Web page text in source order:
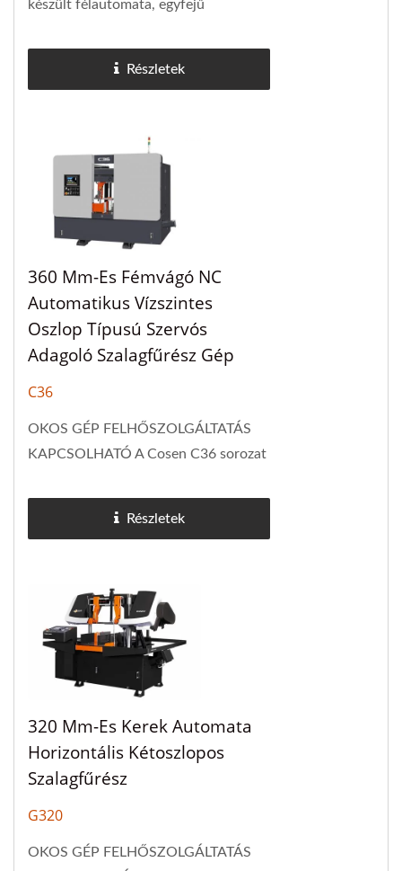
készült félautomata, egyfejű
kapacitással és kompakt mérettel
Részletek
360 Mm-Es Fémvágó NC
Automatikus Vízszintes
Oszlop Típusú Szervós
Adagoló Szalagfűrész Gép
C36
OKOS GÉP FELHŐSZOLGÁLTATÁS
KAPCSOLHATÓ A Cosen C36 sorozat
szalagfűrészei a Smart NC+ intelligens
Részletek
320 Mm-Es Kerek Automata
Horizontális Kétoszlopos
Szalagfűrész
G320
OKOS GÉP FELHŐSZOLGÁLTATÁS